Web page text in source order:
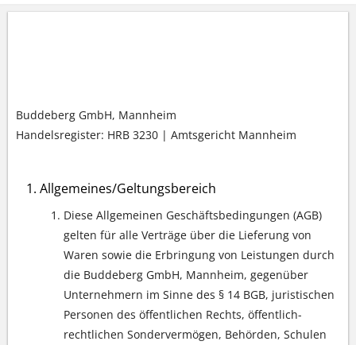
Buddeberg GmbH, Mannheim
Handelsregister: HRB 3230 | Amtsgericht Mannheim
Allgemeines/Geltungsbereich
Diese Allgemeinen Geschäftsbedingungen (AGB)
gelten für alle Verträge über die Lieferung von
Waren sowie die Erbringung von Leistungen durch
die Buddeberg GmbH, Mannheim, gegenüber
Unternehmern im Sinne des § 14 BGB, juristischen
Personen des öffentlichen Rechts, öffentlich-
rechtlichen Sondervermögen, Behörden, Schulen